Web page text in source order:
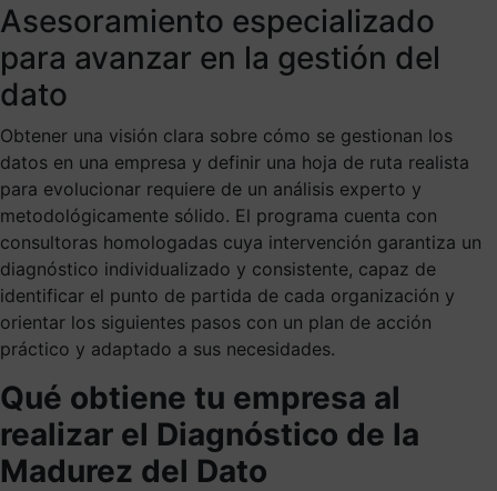
Asesoramiento especializado
para avanzar en la gestión del
dato
Obtener una visión clara sobre cómo se gestionan los
datos en una empresa y definir una hoja de ruta realista
para evolucionar requiere de un análisis experto y
metodológicamente sólido. El programa cuenta con
consultoras homologadas cuya intervención garantiza un
diagnóstico individualizado y consistente, capaz de
identificar el punto de partida de cada organización y
orientar los siguientes pasos con un plan de acción
práctico y adaptado a sus necesidades.
Qué obtiene tu empresa al
realizar el Diagnóstico de la
Madurez del Dato